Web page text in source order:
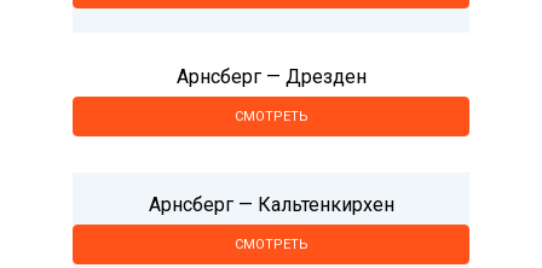
Арнсберг — Дрезден
СМОТРЕТЬ
Арнсберг — Кальтенкирхен
СМОТРЕТЬ